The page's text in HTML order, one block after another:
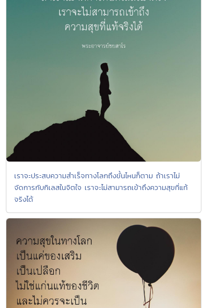
เราจะประสบความสำเร็จทางโลกถึงขั้นไหนก็ตาม ถ้าเราไม่
จัดการกับกิเลสในจิตใจ เราจะไม่สามารถเข้าถึงความสุขที่แท้
จริงได้